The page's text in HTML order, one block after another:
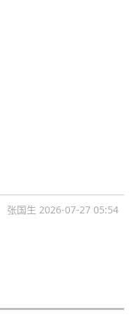
张国生 2026-07-27 05:54